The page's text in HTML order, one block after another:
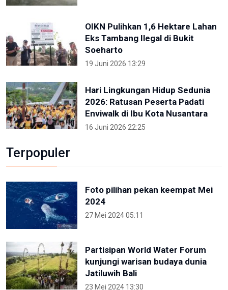
OIKN Pulihkan 1,6 Hektare Lahan
Eks Tambang Ilegal di Bukit
Soeharto
19 Juni 2026 13:29
Hari Lingkungan Hidup Sedunia
2026: Ratusan Peserta Padati
Enviwalk di Ibu Kota Nusantara
16 Juni 2026 22:25
Terpopuler
Foto pilihan pekan keempat Mei
2024
27 Mei 2024 05:11
Partisipan World Water Forum
kunjungi warisan budaya dunia
Jatiluwih Bali
23 Mei 2024 13:30